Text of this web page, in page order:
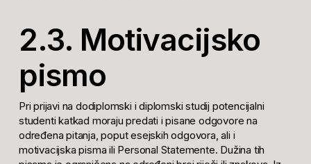
2.3. Motivacijsko
pismo
Pri prijavi na dodiplomski i diplomski studij potencijalni
studenti katkad moraju predati i pisane odgovore na
određena pitanja, poput esejskih odgovora, ali i
motivacijska pisma ili Personal Statemente. Dužina tih